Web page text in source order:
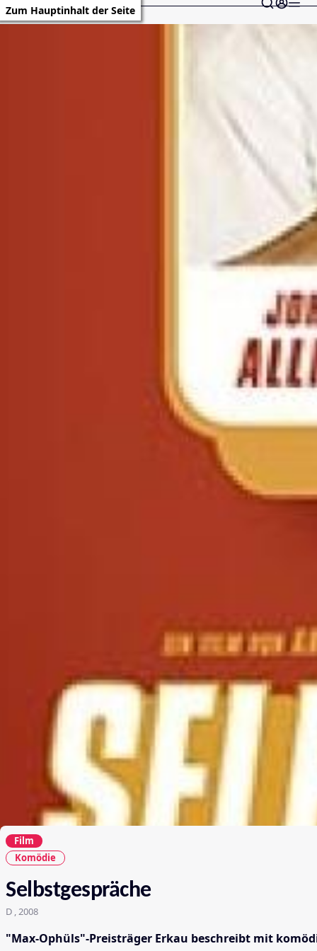
Zum Hauptinhalt der Seite
Film
Komödie
Selbstgespräche
D , 2008
"Max-Ophüls"-Preisträger Erkau beschreibt mit